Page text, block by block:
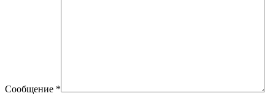
Сообщение *